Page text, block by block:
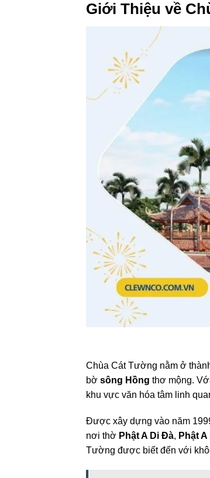
Giới Thiệu về
Chùa Cát Tường nằm ở
bờ sông Hồng thơ mộng.
khu vực văn hóa tâm linh
Được xây dựng vào năm
nơi thờ Phật A Di Đà, Phật
Tường được biết đến với